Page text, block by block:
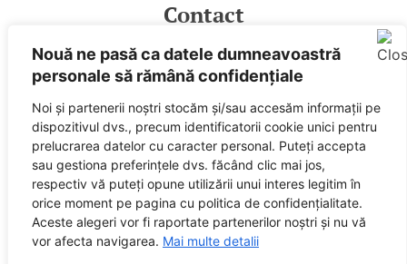
Nouă ne pasă ca datele dumneavoastră
personale să rămână confidențiale
Noi și partenerii noștri stocăm și/sau accesăm informații pe
dispozitivul dvs., precum identificatorii cookie unici pentru
prelucrarea datelor cu caracter personal. Puteți accepta
sau gestiona preferințele dvs. făcând clic mai jos,
respectiv vă puteți opune utilizării unui interes legitim în
orice moment pe pagina cu politica de confidențialitate.
Aceste alegeri vor fi raportate partenerilor noștri și nu vă
vor afecta navigarea. Mai multe detalii
Contact
E-mail
Facebook
Spotify
Powered by